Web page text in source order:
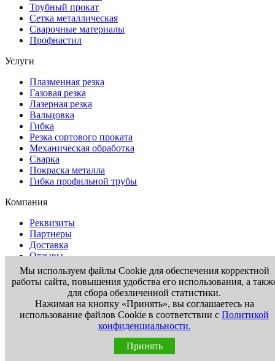
Трубный прокат
Сетка металлическая
Сварочные материалы
Профнастил
Услуги
Плазменная резка
Газовая резка
Лазерная резка
Вальцовка
Гибка
Резка сортового проката
Механическая обработка
Сварка
Покраска металла
Гибка профильной трубы
Компания
Реквизиты
Партнеры
Доставка
Отзывы
Контакты
Информация
Вакансии
Новости
Мы используем файлы Cookie для обеспечения корректной
работы сайта, повышения удобства его использования, а
для сбора обезличенной статистики.
Нажимая на кнопку «Принять», вы соглашаетесь на
использование файлов Cookie в соответствии с Политикой
конфиденциальности.
Принять